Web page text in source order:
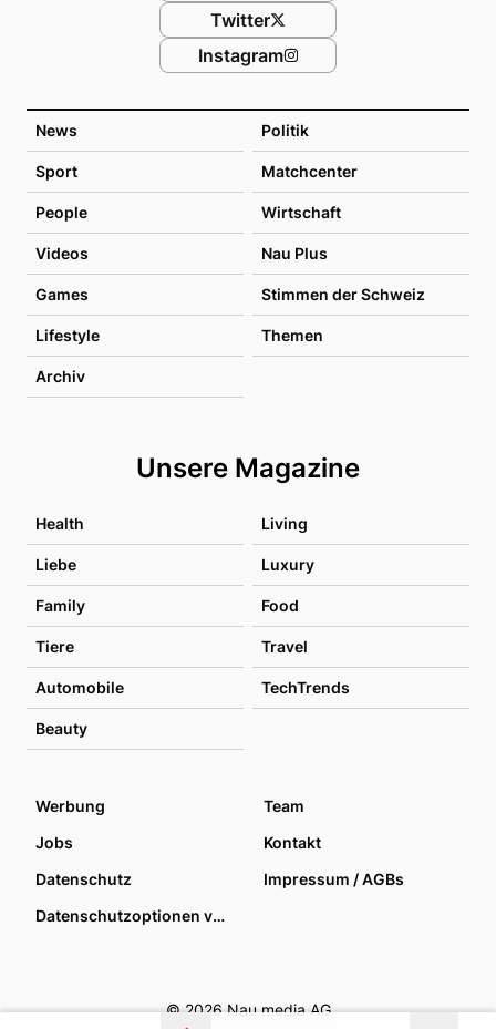
News Politik
Sport Matchcenter
People Wirtschaft
Videos Nau Plus
Games Stimmen der Schweiz
Lifestyle Themen
Archiv
Unsere Magazine
Health Living
Liebe Luxury
Family Food
Tiere Travel
Automobile TechTrends
Beauty
Twitter
Instagram
Werbung
Team
Jobs
Kontakt
Datenschutz
Impressum / AGBs
Datenschutzoptionen verwalten
© 2026 Nau media AG